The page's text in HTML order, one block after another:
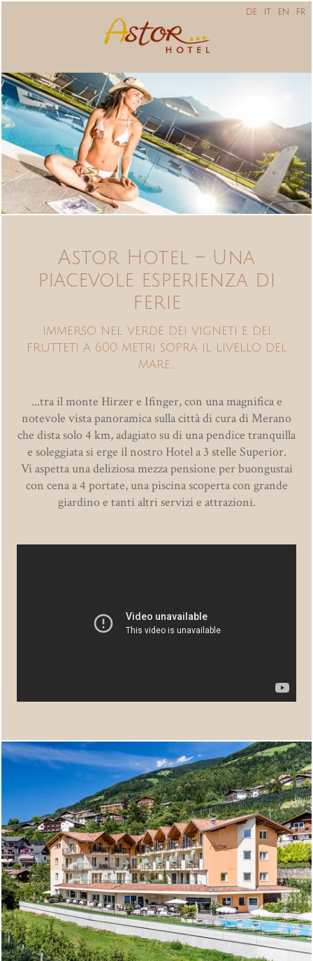
DE IT EN FR
Astor Hotel – Una
piacevole esperienza di
ferie
Immerso nel verde dei vigneti e dei
frutteti a 600 metri sopra il livello del
mare...
...tra il monte Hirzer e Ifinger, con una magnifica e
notevole vista panoramica sulla città di cura di Merano
che dista solo 4 km, adagiato su di una pendice tranquilla
e soleggiata si erge il nostro Hotel a 3 stelle Superior.
Vi aspetta una deliziosa mezza pensione per buongustai
con cena a 4 portate, una piscina scoperta con grande
giardino e tanti altri servizi e attrazioni.